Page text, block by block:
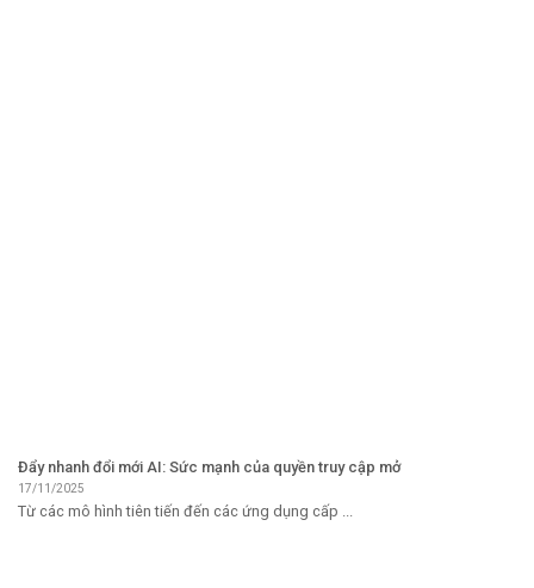
Đẩy nhanh đổi mới AI: Sức mạnh của quyền truy cập mở
17/11/2025
Từ các mô hình tiên tiến đến các ứng dụng cấp ...